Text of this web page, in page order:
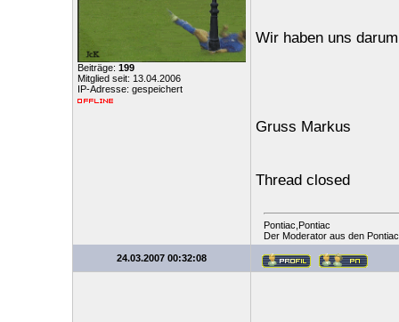
Beiträge: 199
Mitglied seit: 13.04.2006
IP-Adresse: gespeichert
Wir haben uns
Gruss Markus
Thread closed
Pontiac,Pontiac
Der Moderator aus den
24.03.2007 00:32:08